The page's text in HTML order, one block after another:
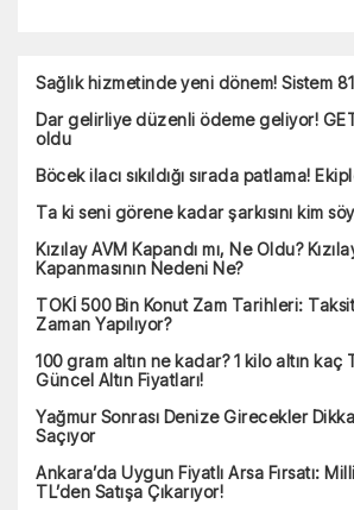
Sağlık hizmetinde yeni dönem! Sistem
Dar gelirliye düzenli ödeme geliyor!
oldu
Böcek ilacı sıkıldığı sırada patlama!
Ta ki seni görene kadar şarkısını kim
Kızılay AVM Kapandı mı, Ne Oldu?
Kapanmasının Nedeni Ne?
TOKİ 500 Bin Konut Zam Tarihleri: Taksit
Zaman Yapılıyor?
100 gram altın ne kadar? 1 kilo altın kaç
Güncel Altın Fiyatları!
Yağmur Sonrası Denize Girecekler
Saçıyor
Ankara’da Uygun Fiyatlı Arsa Fırsatı:
TL’den Satışa Çıkarıyor!